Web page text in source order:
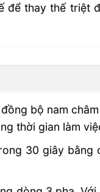
và đặc tính kỹ
hàng mua từ 2 xe
để thay thế triệt
bộ nam
thời gian làm
30 giây